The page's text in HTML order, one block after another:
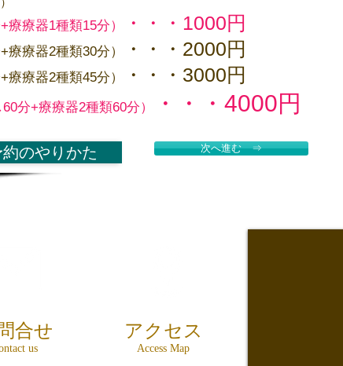
療療器1種類15分）
・・・1000円
療療器2種類30分）
・・・2000円
療療器2種類45分） ・・・3000円
60分+療療器2種類60分） ・・・4000円
約のやりかた 次へ進む ⇒
合せ
us
アクセス
Access Map